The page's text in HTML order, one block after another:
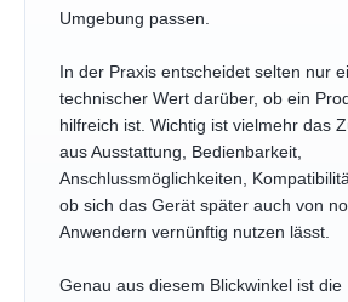
Umgebung passen.
In der Praxis entscheidet selten nur
technischer Wert darüber, ob ein
hilfreich ist. Wichtig ist vielmehr das
aus Ausstattung, Bedienbarkeit,
Anschlussmöglichkeiten,
ob sich das Gerät später auch von
Anwendern vernünftig nutzen lässt.
Genau aus diesem Blickwinkel ist die